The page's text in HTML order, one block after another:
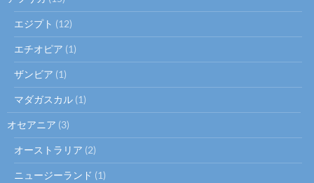
エジプト (12)
エチオピア (1)
ザンビア (1)
マダガスカル (1)
オセアニア (3)
オーストラリア (2)
ニュージーランド (1)